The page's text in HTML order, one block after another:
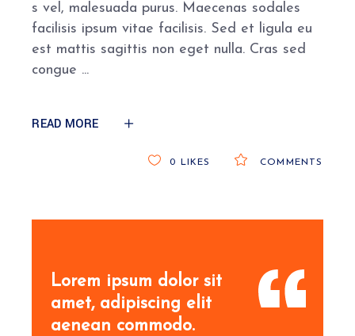
s vel, malesuada purus. Maecenas sodales
facilisis ipsum vitae facilisis. Sed et ligula eu
est mattis sagittis non eget nulla. Cras sed
congue
READ MORE
COMMENTS
0 LIKES
Lorem ipsum dolor sit
amet, adipiscing elit
aenean commodo.